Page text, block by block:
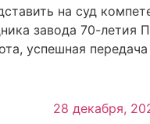
на суд
завода 70-
успешная
28 декабря,